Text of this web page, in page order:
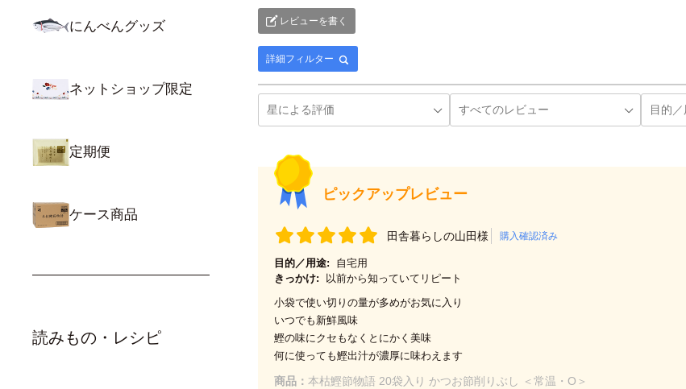
にんべんグッズ
ネットショップ限定
定期便
ケース商品
読みもの・レシピ
レビューを書く
詳細フィルター
ピックアップレビュー
田舎暮らしの山田様 購入確認済み
目的／用途:
自宅用
きっかけ:
以前から知っていてリピート
小袋で使い切りの量が多めがお気に入り
いつでも新鮮風味
鰹の味にクセもなくとにかく美味
何に使っても鰹出汁が濃厚に味わえます
商品： 本枯鰹節物語 20袋入り かつお節削りぶし ＜常温・O＞